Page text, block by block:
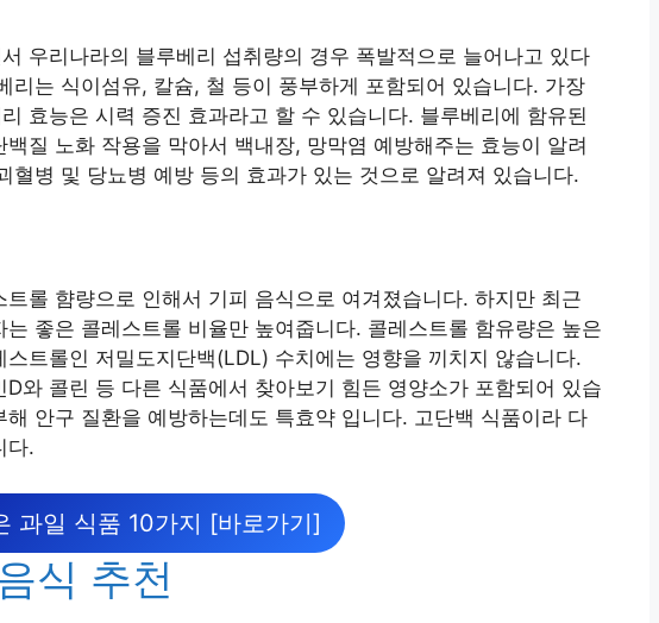
우리나라의 블루베리 섭취량의 경우 폭발적으로 늘어나고 있다
리는 식이섬유, 칼슘, 철 등이 풍부하게 포함되어 있습니다. 가장
효능은 시력 증진 효과라고 할 수 있습니다. 블루베리에 함유된
질 노화 작용을 막아서 백내장, 망막염 예방해주는 효능이 알려
혈병 및 당뇨병 예방 등의 효과가 있는 것으로 알려져 있습니다.
롤 햠량으로 인해서 기피 음식으로 여겨졌습니다. 하지만 최근
좋은 콜레스트롤 비율만 높여줍니다. 콜레스트롤 함유량은 높은
트롤인 저밀도지단백(LDL) 수치에는 영향을 끼치지 않습니다.
와 콜린 등 다른 식품에서 찾아보기 힘든 영양소가 포함되어 있습
안구 질환을 예방하는데도 특효약 입니다. 고단백 식품이라 다
다.
과일 식품 10가지 [바로가기]
식 추천